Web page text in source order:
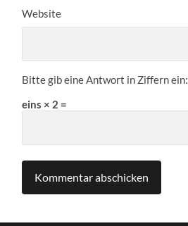
Website
Bitte gib eine Antwort in Ziffern ein:
eins × 2 =